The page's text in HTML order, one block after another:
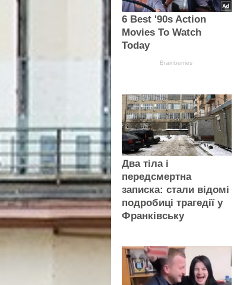
6 Best '90s Action
Movies To Watch
Today
Brainberries
Два тіла і
передсмертна
записка: стали відомі
подробиці трагедії у
Франківську